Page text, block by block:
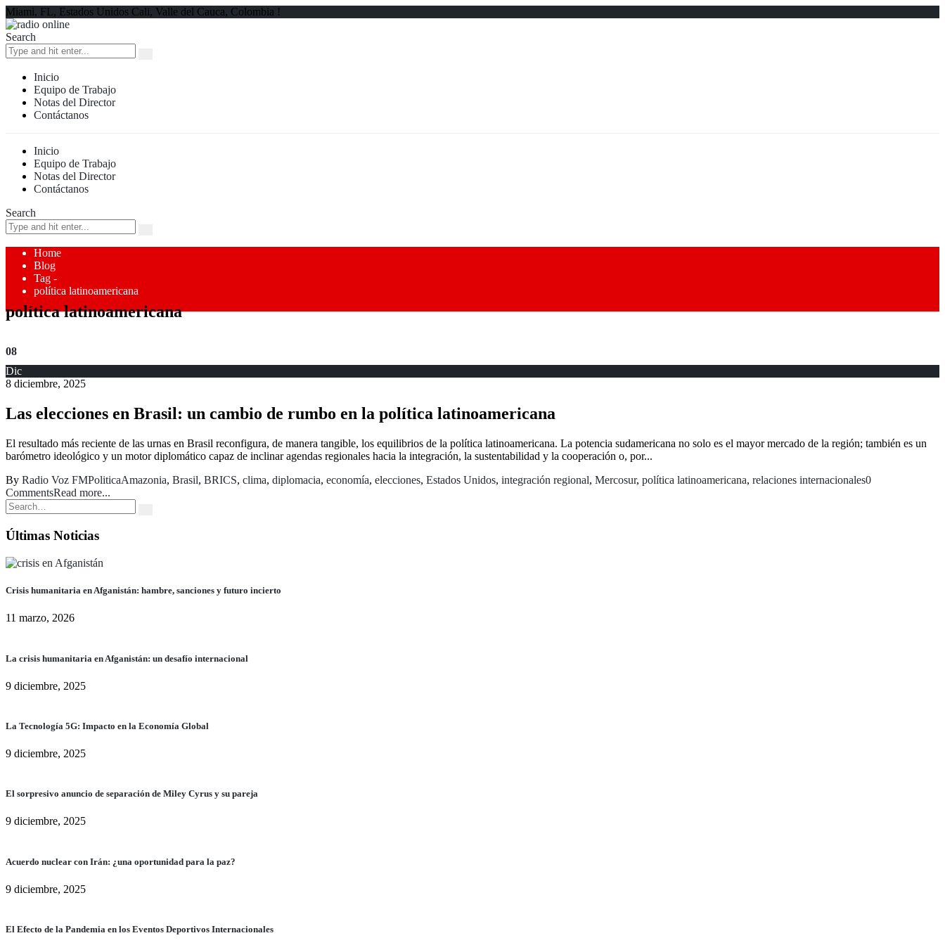
Miami, FL, Estados Unidos Cali, Valle del Cauca, Colombia !
Search
Inicio
Equipo de Trabajo
Notas del Director
Contáctanos
Inicio
Equipo de Trabajo
Notas del Director
Contáctanos
Search
Home
Blog
Tag -
política latinoamericana
política latinoamericana
08
Dic
8 diciembre, 2025
Las elecciones en Brasil: un cambio de rumbo en la política latinoamericana
El resultado más reciente de las urnas en Brasil reconfigura, de manera tangible, los equilibrios de la política latinoamericana. La potencia sudamericana no solo es el mayor mercado de la región; también es un
barómetro ideológico y un motor diplomático capaz de inclinar agendas regionales hacia la integración, la sustentabilidad y la cooperación o, por...
By Radio Voz FMPoliticaAmazonia, Brasil, BRICS, clima, diplomacia, economía, elecciones, Estados Unidos, integración regional, Mercosur, política latinoamericana, relaciones internacionales0
CommentsRead more...
Últimas Noticias
Crisis humanitaria en Afganistán: hambre, sanciones y futuro incierto
11 marzo, 2026
La crisis humanitaria en Afganistán: un desafío internacional
9 diciembre, 2025
La Tecnología 5G: Impacto en la Economía Global
9 diciembre, 2025
El sorpresivo anuncio de separación de Miley Cyrus y su pareja
9 diciembre, 2025
Acuerdo nuclear con Irán: ¿una oportunidad para la paz?
9 diciembre, 2025
El Efecto de la Pandemia en los Eventos Deportivos Internacionales